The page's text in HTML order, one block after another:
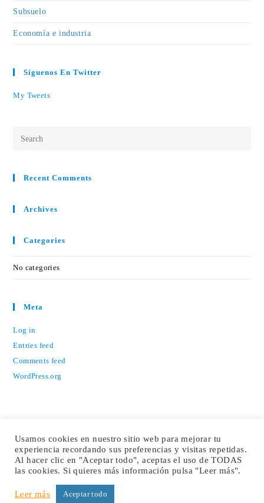
Subsuelo
Economía e industria
Síguenos En Twitter
My Tweets
Recent Comments
Archives
Categories
No categories
Meta
Log in
Entries feed
Comments feed
WordPress.org
Usamos cookies en nuestro sitio web para mejorar tu
experiencia recordando sus preferencias y visitas repetidas.
Al hacer clic en "Aceptar todo", aceptas el uso de TODAS
las cookies. Si quieres más información pulsa "Leer más".
Leer más Aceptar todo